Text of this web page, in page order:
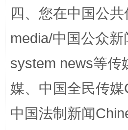
国家大学科技园优化重塑工作
四、您在中国公
media/中国公众
system news等传
媒、中国全民传
中国法制新闻